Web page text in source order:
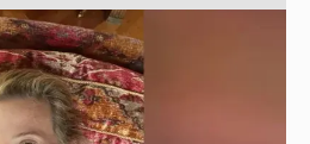
селфи без